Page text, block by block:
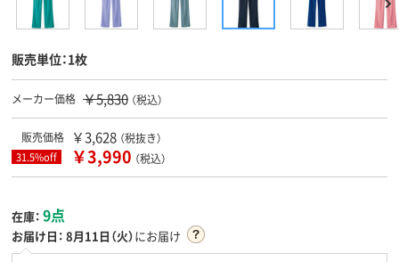
販売単位：1枚
メーカー価格 ￥5,830 （税込）
販売価格 ￥3,628 （税抜き）
31.5%off ￥3,990 （税込）
在庫： 9点
お届け日： 8月11日（火）にお届け